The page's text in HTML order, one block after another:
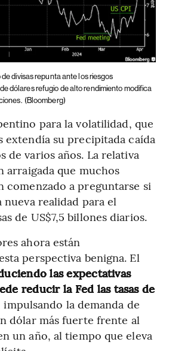
divisas repunta ante los riesgos
dólares refugio de alto rendimiento modifica
(Bloomberg)
para la volatilidad, que
extendía su precipitada caída
de varios años. La relativa
arraigada que muchos
comenzado a preguntarse si
nueva realidad para el
de US$7,5 billones diarios.
ahora están
perspectiva benigna. El
las expectativas
reducir la Fed las tasas de
impulsando la demanda de
dólar más fuerte frente al
un año, al tiempo que eleva